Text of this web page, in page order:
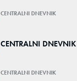
CENTRALNI DNEVNIK
CENTRALNI
CENTRALNI DNEVNIK